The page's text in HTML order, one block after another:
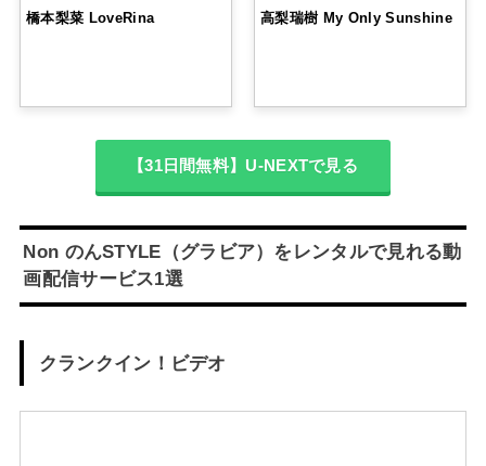
橋本梨菜 LoveRina 高梨瑞樹 My Only Sunshine
【31日間無料】U-NEXTで見る
Non のんSTYLE（グラビア）をレンタルで見れる動
画配信サービス1選
クランクイン！ビデオ